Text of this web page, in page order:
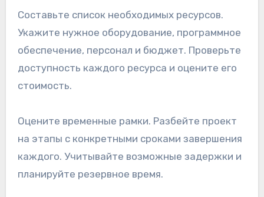
Составьте список необходимых ресурсов.
Укажите нужное оборудование, программное
обеспечение, персонал и бюджет. Проверьте
доступность каждого ресурса и оцените его
стоимость.
Оцените временные рамки. Разбейте проект
на этапы с конкретными сроками завершения
каждого. Учитывайте возможные задержки и
планируйте резервное время.